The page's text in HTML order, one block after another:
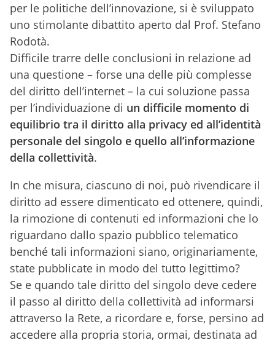
per le politiche dell’innovazione, si è sviluppato
uno stimolante dibattito aperto dal Prof. Stefano
Rodotà.
Difficile trarre delle conclusioni in relazione ad
una questione – forse una delle più complesse
del diritto dell’internet – la cui soluzione passa
per l’individuazione di un difficile momento di
equilibrio tra il diritto alla privacy ed all’identità
personale del singolo e quello all’informazione
della collettività.
In che misura, ciascuno di noi, può rivendicare il
diritto ad essere dimenticato ed ottenere, quindi,
la rimozione di contenuti ed informazioni che lo
riguardano dallo spazio pubblico telematico
benché tali informazioni siano, originariamente,
state pubblicate in modo del tutto legittimo?
Se e quando tale diritto del singolo deve cedere
il passo al diritto della collettività ad informarsi
attraverso la Rete, a ricordare e, forse, persino ad
accedere alla propria storia, ormai, destinata ad